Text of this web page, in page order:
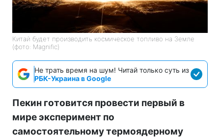
Китай будет производить космическое топливо на Земле
(фото: Magnific)
Не трать время на шум! Читай только суть из
РБК-Украина в Google
Пекин готовится провести первый в
мире эксперимент по
самостоятельному термоядерному